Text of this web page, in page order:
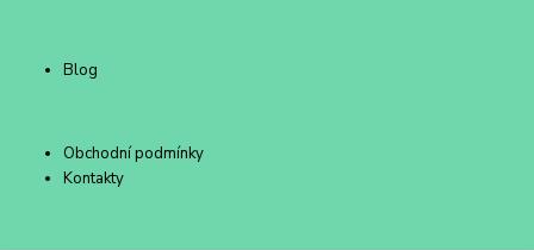
Blog
Obchodní podmínky
Kontakty